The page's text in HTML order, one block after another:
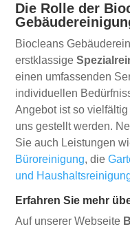
Die Rolle der
Biocleans
erstklassige
einen umfassenden
individuellen
Angebot ist so
uns gestellt werden.
Sie auch Leistungen
Büroreinigung, die
und
Erfahren Sie mehr
Auf unserer Webseite